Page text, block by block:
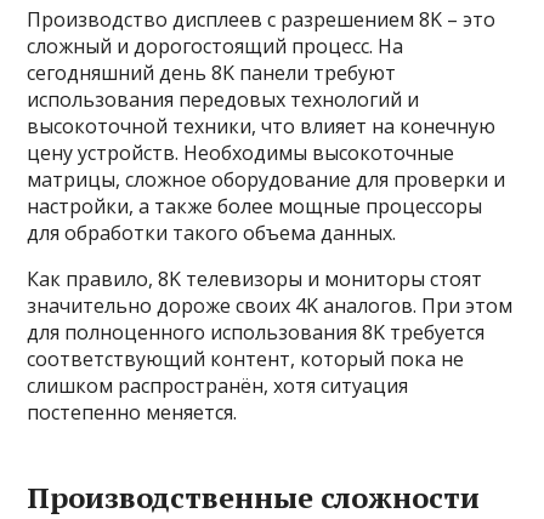
Производство дисплеев с разрешением 8K – это
сложный и дорогостоящий процесс. На
сегодняшний день 8K панели требуют
использования передовых технологий и
высокоточной техники, что влияет на конечную
цену устройств. Необходимы высокоточные
матрицы, сложное оборудование для проверки и
настройки, а также более мощные процессоры
для обработки такого объема данных.
Как правило, 8K телевизоры и мониторы стоят
значительно дороже своих 4K аналогов. При этом
для полноценного использования 8K требуется
соответствующий контент, который пока не
слишком распространён, хотя ситуация
постепенно меняется.
Производственные сложности